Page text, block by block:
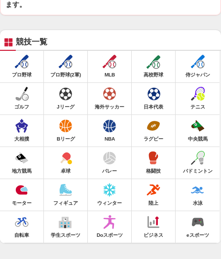
ます。
競技一覧
プロ野球 プロ野球(2軍) MLB 高校野球 侍ジャパン
ゴルフ Jリーグ 海外サッカー 日本代表 テニス
大相撲 Bリーグ NBA ラグビー 中央競馬
地方競馬 卓球 バレー 格闘技 バドミントン
モーター フィギュア ウィンター 陸上 水泳
自転車 学生スポーツ Doスポーツ ビジネス eスポーツ